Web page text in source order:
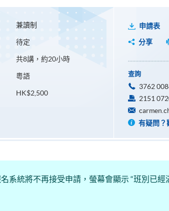
兼讀制
待定
共8講，約20小時
粵語
HK$2,500
申請表
分享
查詢
3762
2151
有疑問？
系統將不再接受申請，螢幕會顯示 “班別已